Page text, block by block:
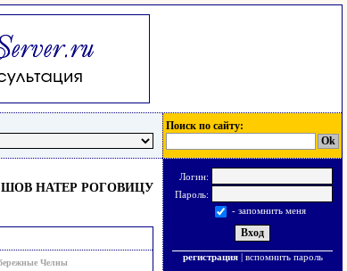
Поиск по сайту:
НАТЕР РОГОВИЦУ
Челны
Логин:
Пароль:
- запомнить меня
регистрация| вспомнить пароль